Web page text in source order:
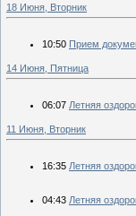
18 Июня, Вторник
10:50 Прием
14 Июня, Пятница
06:07 Летняя
11 Июня, Вторник
16:35 Летняя
04:43 Летняя